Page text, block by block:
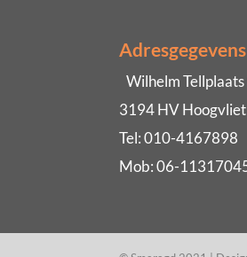
Wilhelm
3194 HV
Tel: 010-4167898
Mob: 06-